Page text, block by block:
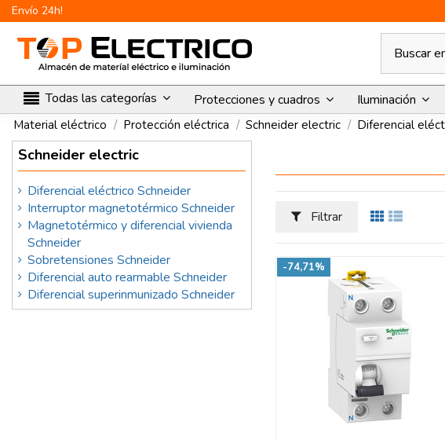
Envío 24h!
Todas las categorías
Protecciones y cuadros Iluminación
Material eléctrico Protección eléctrica Schneider electric Diferencial
Filtrar
-74,71%
Schneider electric
Diferencial eléctrico Schneider
Interruptor magnetotérmico Schneider
Magnetotérmico y diferencial vivienda
Schneider
Sobretensiones Schneider
Diferencial auto rearmable Schneider
Diferencial superinmunizado Schneider